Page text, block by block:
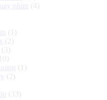
phim (4)
(1)
(2)
(3)
(1)
(2)
(33)